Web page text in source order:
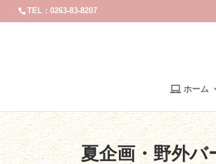
TEL：0263-83-8207
ホーム
夏企画・野外バ